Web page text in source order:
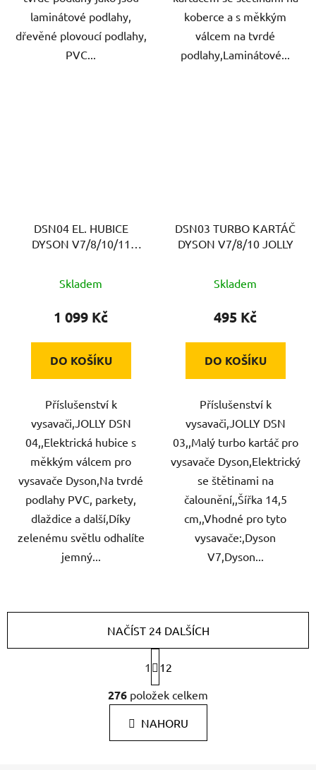
laminátové podlahy,
dřevěné plovoucí podlahy,
PVC...
koberce a s měkkým
válcem na tvrdé
podlahy,Laminátové...
DSN04 EL. HUBICE
DYSON V7/8/10/11
Skladem
1 099 Kč
DO KOŠÍKU
Příslušenství k
vysavači,JOLLY DSN
04,,Elektrická hubice s
měkkým válcem pro
vysavače Dyson,Na tvrdé
podlahy PVC, parkety,
dlaždice a další,Díky
zelenému světlu odhalíte
jemný...
DSN03 TURBO KARTÁČ
DYSON V7/8/10 JOLLY
Skladem
495 Kč
DO KOŠÍKU
Příslušenství k
vysavači,JOLLY DSN
03,,Malý turbo kartáč pro
vysavače Dyson,Elektrický
se štětinami na
čalounění,,Šířka 14,5
cm,,Vhodné pro tyto
vysavače:,Dyson
V7,Dyson...
O
v
á
d
NAČÍST 24 DALŠÍCH
t
r
á
n
k
1 12
276 položek celkem
NAHORU